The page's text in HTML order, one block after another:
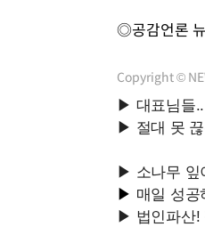
◎공감언론
Copyright ©